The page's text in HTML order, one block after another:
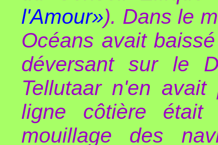
l'Amour»). Dans le
Océans avait
déversant sur le
Tellutaar n'en
ligne côtière était
mouillage des